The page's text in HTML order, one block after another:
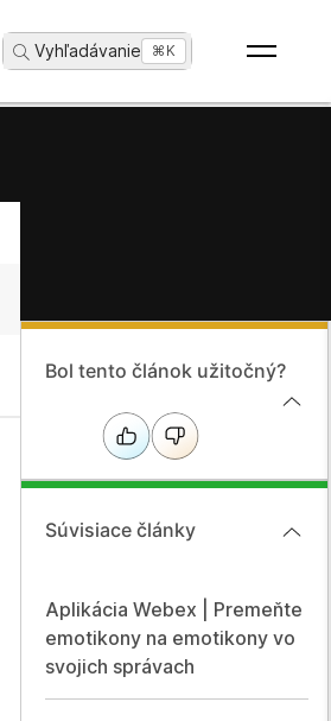
Vyhľadávanie ...⌘K
Bol tento článok užitočný?
Súvisiace články
Aplikácia Webex | Premeňte
emotikony na emotikony vo
svojich správach